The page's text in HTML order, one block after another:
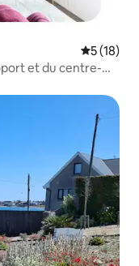
5 (18)
et du centre-